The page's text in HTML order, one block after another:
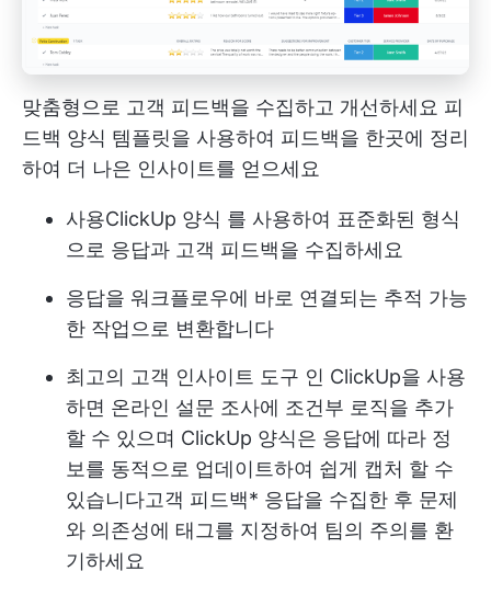
맞춤형으로 고객 피드백을 수집하고 개선하세요 피
드백 양식 템플릿을 사용하여 피드백을 한곳에 정리
하여 더 나은 인사이트를 얻으세요
사용ClickUp 양식 를 사용하여 표준화된 형식
으로 응답과 고객 피드백을 수집하세요
응답을 워크플로우에 바로 연결되는 추적 가능
한 작업으로 변환합니다
최고의 고객 인사이트 도구 인 ClickUp을 사용
하면 온라인 설문 조사에 조건부 로직을 추가
할 수 있으며 ClickUp 양식은 응답에 따라 정
보를 동적으로 업데이트하여 쉽게 캡처 할 수
있습니다고객 피드백* 응답을 수집한 후 문제
와 의존성에 태그를 지정하여 팀의 주의를 환
기하세요